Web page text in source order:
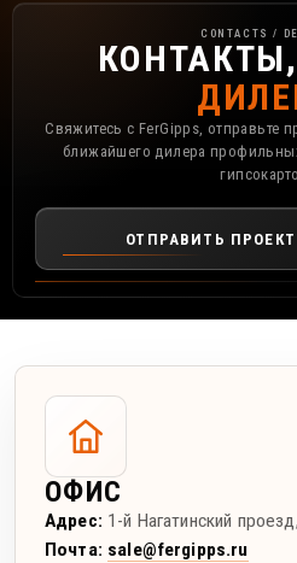
Контакты, офис иCONTACTS /
Свяжитесь с FerGipps, отправьте
ближайшего дилера
ОТПРАВИТЬ
ОФИС
Адрес: 1-й Нагатинский
Почта: sale@fergipps.ru